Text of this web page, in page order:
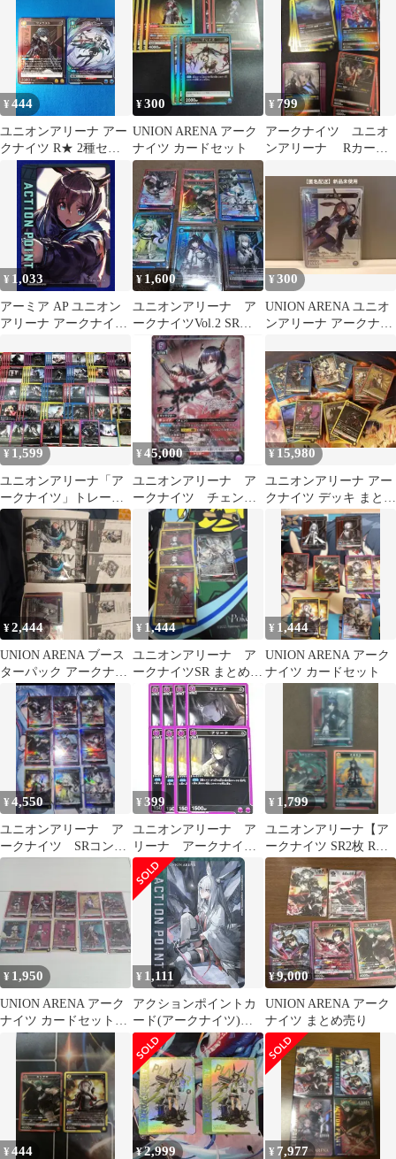
UA30BT/ARK-1-AP01
アークナイツ 明日方舟
¥444
ユニオンアリーナ アー
クナイツ R★ 2種セッ
¥300
UNION ARENA アーク
ナイツ カードセット
¥ 799
アークナイツ ユニオ
ンアリーナ Rカー
¥ 1,033
アーミア AP ユニオン
アリーナ アークナイツ
¥ 1,600
ユニオンアリーナ ア
ークナイツVol.2 SR
R★ まとめ売り
¥300
UNION ARENA ユニオ
ンアリーナ アークナイ
¥ 1,599
ユニオンアリーナ「ア
ークナイツ」トレーデ
ィングカード まとめて
¥ 45,000
ユニオンアリーナ ア
ークナイツ チェン
★2パラ
¥ 15,980
ユニオンアリーナ アー
クナイツ デッキ まとめ
売り
¥2,444
UNION ARENA ブース
ターパック アークナイ
ツ 未開封パック付き
¥ 1,444
ユニオンアリーナ ア
ークナイツSR まとめセ
ット
¥ 1,444
UNION ARENA アーク
ナイツ カードセット
¥4,550
ユニオンアリーナ ア
ークナイツ SRコンプ
リートセット①
¥ 399
ユニオンアリーナ ア
リーナ アークナイ
ツ ar6788
¥ 1,799
ユニオンアリーナ【ア
ークナイツ SR2枚 R★
１枚 セット】
¥ 1,950
UNION ARENA アーク
ナイツ カードセット
10枚
¥ 1,111
アクションポイントカ
ード(アークナイツ)
(UAPB)〈ARK-AP01〉
[BANDAI CARD
GAMES Fest 25-26スペ
シャルセット]ユニアリ
¥9,000
UNION ARENA アーク
ナイツ まとめ売り
¥444 ¥2,999 ¥ 7,977